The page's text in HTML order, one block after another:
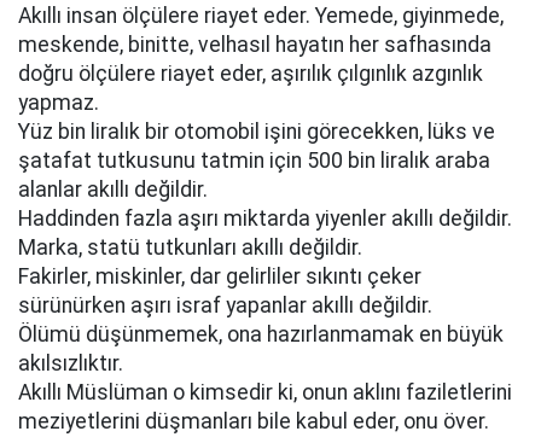
Akıllı insan ölçülere riayet eder. Yemede, giyinmede,
meskende, binitte, velhasıl hayatın her safhasında
doğru ölçülere riayet eder, aşırılık çılgınlık azgınlık
yapmaz.
Yüz bin liralık bir otomobil işini görecekken, lüks ve
şatafat tutkusunu tatmin için 500 bin liralık araba
alanlar akıllı değildir.
Haddinden fazla aşırı miktarda yiyenler akıllı değildir.
Marka, statü tutkunları akıllı değildir.
Fakirler, miskinler, dar gelirliler sıkıntı çeker
sürünürken aşırı israf yapanlar akıllı değildir.
Ölümü düşünmemek, ona hazırlanmamak en büyük
akılsızlıktır.
Akıllı Müslüman o kimsedir ki, onun aklını faziletlerini
meziyetlerini düşmanları bile kabul eder, onu över.